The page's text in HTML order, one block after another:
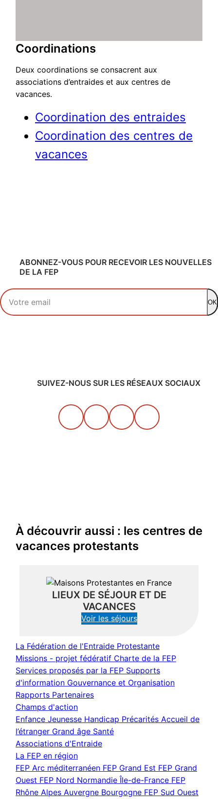
Coordinations
Deux coordinations se consacrent aux
associations d’entraides et aux centres de
vacances.
Coordination des entraides
Coordination des centres de
vacances
ABONNEZ-VOUS POUR RECEVOIR LES NOUVELLES
DE LA FEP
Votre adresse email
OK
SUIVEZ-NOUS SUR LES RÉSEAUX SOCIAUX
À découvrir aussi : les centres de
vacances protestants
LIEUX DE SÉJOUR ET DE
VACANCES
Voir les séjours(nouvelle fenêtre)
La Fédération de l'Entraide Protestante
Missions - projet fédératif Charte de la FEP
Services proposés par la FEP Supports
d'information Gouvernance et Organisation
Rapports Partenaires
Champs d'action
Enfance Jeunesse Handicap Précarités Accueil de
l’étranger Grand âge Santé
Associations d'Entraide
La FEP en région
FEP Arc méditerranéen FEP Grand Est FEP Grand
Ouest FEP Nord Normandie Île-de-France FEP
Rhône Alpes Auvergne Bourgogne FEP Sud Ouest